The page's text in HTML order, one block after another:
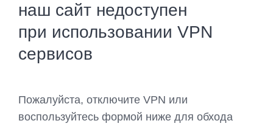
наш сайт недоступен
при использовании VPN
сервисов
Пожалуйста, отключите VPN или
воспользуйтесь формой ниже для обхода